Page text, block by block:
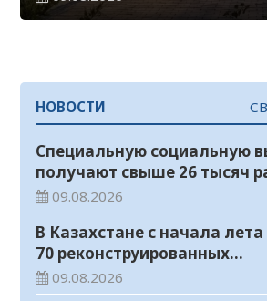
НОВОСТИ
Специальную социальную
получают свыше 26 тысяч
занятых во вредных
09.08.2026
В Казахстане с начала
70 реконструированных
железнодорожных вокзалов
09.08.2026